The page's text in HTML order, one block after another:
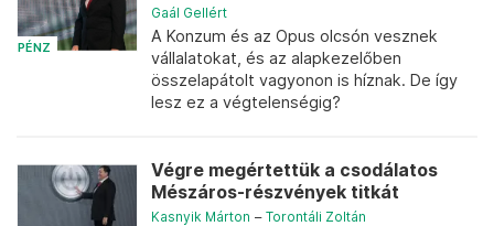
PÉNZ
Gaál Gellért
A Konzum és az Opus olcsón vesznek
vállalatokat, és az alapkezelőben
összelapátolt vagyonon is híznak. De így
lesz ez a végtelenségig?
Végre megértettük a csodálatos
Mészáros-részvények titkát
Kasnyik Márton – Torontáli Zoltán